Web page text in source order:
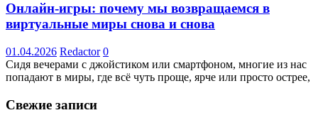
Онлайн-игры: почему мы возвращаемся в
виртуальные миры снова и снова
01.04.2026 Redactor 0
Сидя вечерами с джойстиком или смартфоном, многие из нас
попадают в миры, где всё чуть проще, ярче или просто острее,
Свежие записи